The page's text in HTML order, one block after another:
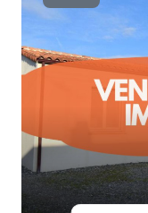
alerte
e-
mail